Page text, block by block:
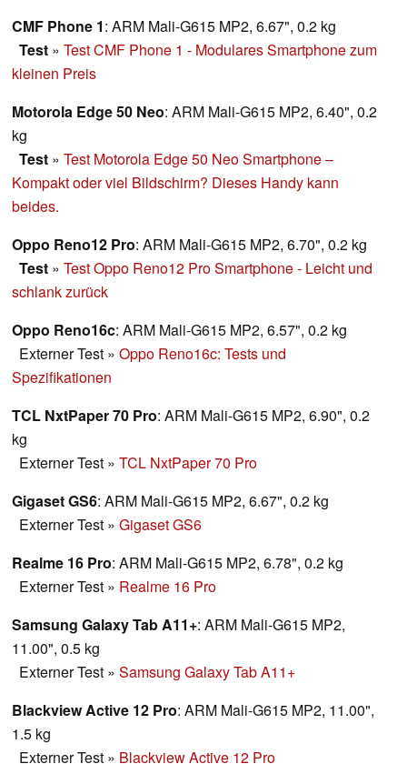
CMF Phone 1: ARM Mali-G615 MP2, 6.67", 0.2 kg
Test » Test CMF Phone 1 - Modulares Smartphone zum
kleinen Preis
Motorola Edge 50 Neo: ARM Mali-G615 MP2, 6.40", 0.2
kg
Test » Test Motorola Edge 50 Neo Smartphone –
Kompakt oder viel Bildschirm? Dieses Handy kann
beides.
Oppo Reno12 Pro: ARM Mali-G615 MP2, 6.70", 0.2 kg
Test » Test Oppo Reno12 Pro Smartphone - Leicht und
schlank zurück
Oppo Reno16c: ARM Mali-G615 MP2, 6.57", 0.2 kg
Externer Test » Oppo Reno16c: Tests und
Spezifikationen
TCL NxtPaper 70 Pro: ARM Mali-G615 MP2, 6.90", 0.2
kg
Externer Test » TCL NxtPaper 70 Pro
Gigaset GS6: ARM Mali-G615 MP2, 6.67", 0.2 kg
Externer Test » Gigaset GS6
Realme 16 Pro: ARM Mali-G615 MP2, 6.78", 0.2 kg
Externer Test » Realme 16 Pro
Samsung Galaxy Tab A11+: ARM Mali-G615 MP2,
11.00", 0.5 kg
Externer Test » Samsung Galaxy Tab A11+
Blackview Active 12 Pro: ARM Mali-G615 MP2, 11.00",
1.5 kg
Externer Test » Blackview Active 12 Pro